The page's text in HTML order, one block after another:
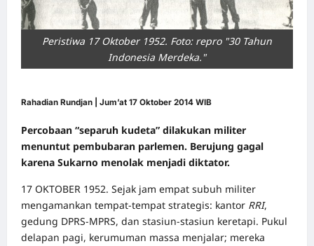
Peristiwa 17 Oktober 1952. Foto: repro "30 Tahun
Indonesia Merdeka."
Rahadian Rundjan | Jum’at 17 Oktober 2014 WIB
Percobaan “separuh kudeta” dilakukan militer
menuntut pembubaran parlemen. Berujung gagal
karena Sukarno menolak menjadi diktator.
17 OKTOBER 1952. Sejak jam empat subuh militer
mengamankan tempat-tempat strategis: kantor RRI,
gedung DPRS-MPRS, dan stasiun-stasiun keretapi. Pukul
delapan pagi, kerumuman massa menjalar; mereka